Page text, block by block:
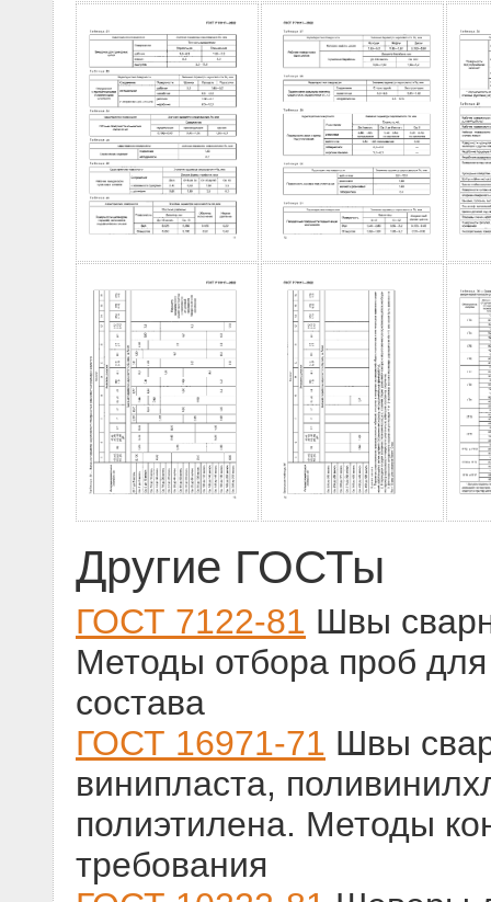
Другие ГОСТы
ГОСТ 7122-81 Швы
Методы отбора проб
состава
ГОСТ 16971-71 Швы
винипласта,
полиэтилена. Методы
требования